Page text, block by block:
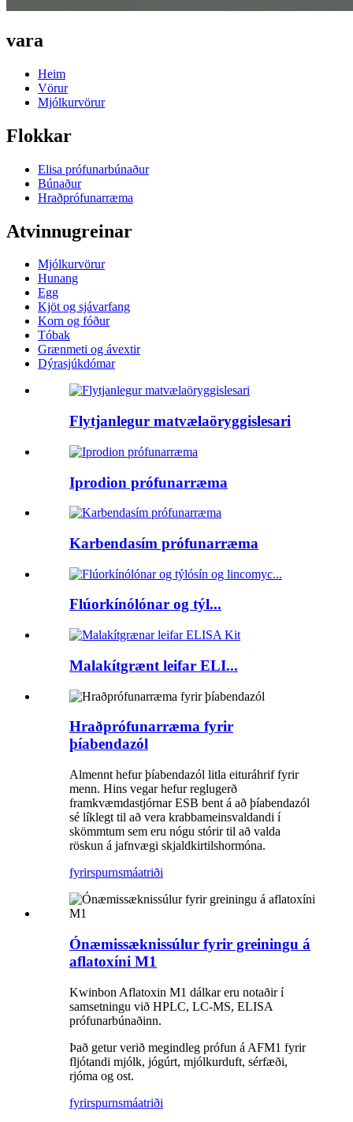
vara
Heim
Vörur
Mjólkurvörur
Flokkar
Elisa prófunarbúnaður
Búnaður
Hraðprófunarræma
Atvinnugreinar
Mjólkurvörur
Hunang
Egg
Kjöt og sjávarfang
Korn og fóður
Tóbak
Grænmeti og ávextir
Dýrasjúkdómar
Flytjanlegur matvælaöryggislesari
Iprodion prófunarræma
Karbendasím prófunarræma
Flúorkínólónar og týl...
Malakítgrænt leifar ELI...
Hraðprófunarræma fyrir
þíabendazól
Almennt hefur þíabendazól litla eituráhrif fyrir
menn. Hins vegar hefur reglugerð
framkvæmdastjórnar ESB bent á að þíabendazól
sé líklegt til að vera krabbameinsvaldandi í
skömmtum sem eru nógu stórir til að valda
röskun á jafnvægi skjaldkirtilshormóna.
fyrirspurnsmáatriði
Ónæmissæknissúlur fyrir greiningu á
aflatoxíni M1
Kwinbon Aflatoxin M1 dálkar eru notaðir í
samsetningu við HPLC, LC-MS, ELISA
prófunarbúnaðinn.
Það getur verið megindleg prófun á AFM1 fyrir
fljótandi mjólk, jógúrt, mjólkurduft, sérfæði,
rjóma og ost.
fyrirspurnsmáatriði